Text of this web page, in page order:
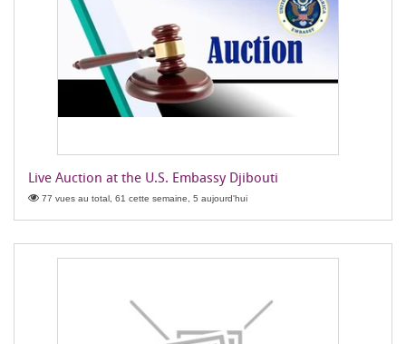
Live Auction at the U.S. Embassy Djibouti
77 vues au total, 61 cette semaine, 5 aujourd'hui